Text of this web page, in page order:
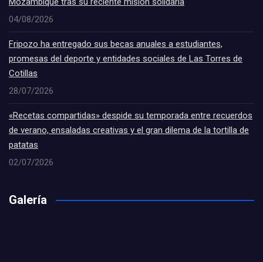
04/08/2026
Fripozo ha entregado sus becas anuales a estudiantes,
promesas del deporte y entidades sociales de Las Torres de
Cotillas
28/07/2026
«Recetas compartidas» despide su temporada entre recuerdos
de verano, ensaladas creativas y el gran dilema de la tortilla de
patatas
02/07/2026
Galería